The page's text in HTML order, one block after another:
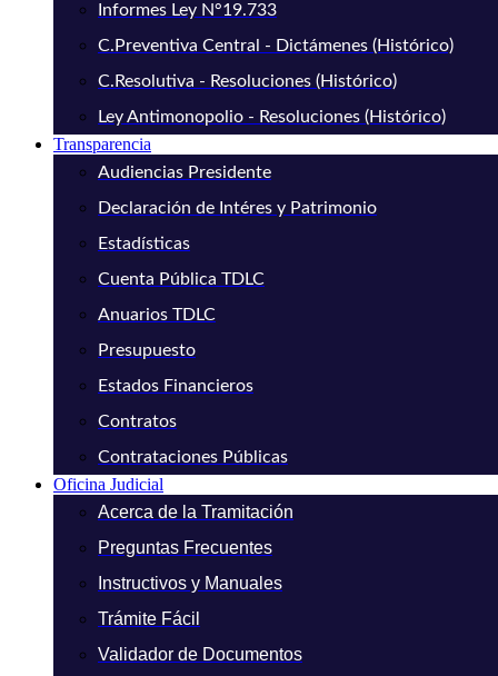
Informes Ley N°19.733
C.Preventiva Central - Dictámenes (Histórico)
C.Resolutiva - Resoluciones (Histórico)
Ley Antimonopolio - Resoluciones (Histórico)
Transparencia
Audiencias Presidente
Declaración de Intéres y Patrimonio
Estadísticas
Cuenta Pública TDLC
Anuarios TDLC
Presupuesto
Estados Financieros
Contratos
Contrataciones Públicas
Oficina Judicial
Acerca de la Tramitación
Preguntas Frecuentes
Instructivos y Manuales
Trámite Fácil
Validador de Documentos